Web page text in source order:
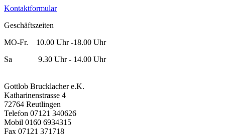
Kontaktformular
Geschäftszeiten
MO-Fr. 10.00 Uhr -18.00 Uhr
Sa 9.30 Uhr - 14.00 Uhr
Gottlob Brucklacher e.K.
Katharinenstrasse 4
72764 Reutlingen
Telefon 07121 340626
Mobil 0160 6934315
Fax 07121 371718